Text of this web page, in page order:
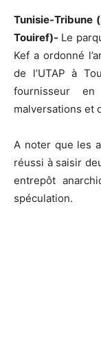
Tunisie-Tribune
Touiref)- Le
Kef a ordonné
de l’UTAP à
fournisseur
malversations et
A noter que les
réussi à saisir
entrepôt
spéculation.